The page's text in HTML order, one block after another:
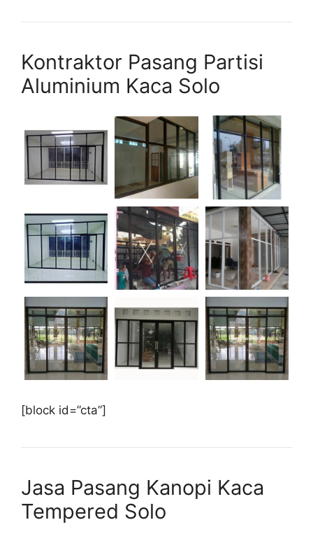
Kontraktor Pasang Partisi
Aluminium Kaca Solo
[block id=”cta”]
Jasa Pasang Kanopi Kaca
Tempered Solo